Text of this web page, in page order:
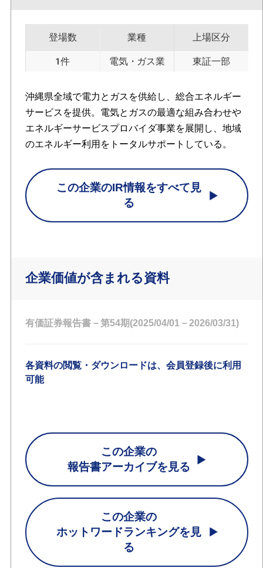
登場数
1件
業種
電気・ガス業
上場区分
東証一部
沖縄県全域で電力とガスを供給し、総合エネルギー
サービスを提供。電気とガスの最適な組み合わせや
エネルギーサービスプロバイダ事業を展開し、地域
のエネルギー利用をトータルサポートしている。
この企業のIR情報をすべて見
る
企業価値が含まれる資料
有価証券報告書－第54期(2025/04/01－2026/03/31)
各資料の閲覧・ダウンロードは、会員登録後に利用
可能
この企業の
報告書アーカイブを見る
この企業の
ホットワードランキングを見
る